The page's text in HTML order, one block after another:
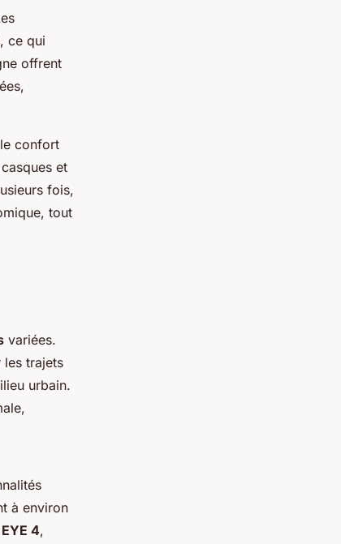
ce qui
offrent
confort
et
fois,
tout
variées.
les trajets
urbain.
à environ
4,